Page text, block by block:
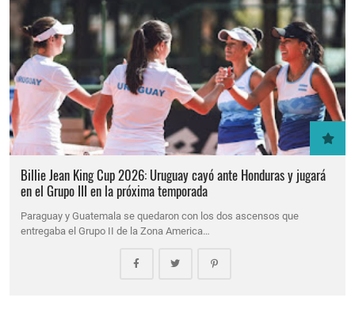
Billie Jean King Cup 2026: Uruguay cayó ante Honduras y jugará
en el Grupo III en la próxima temporada
Paraguay y Guatemala se quedaron con los dos ascensos que
entregaba el Grupo II de la Zona America…